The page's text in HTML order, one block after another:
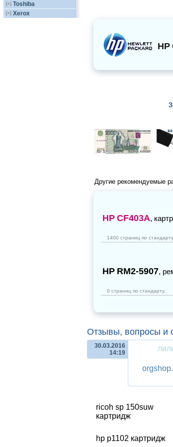
[+] Toshiba
[+] Xerox
HP
Другие рекомендуемые
HP CF403A,
1400 страниц по стандарту,
HP RM2-5907,
0 страниц по стандарту,
Отзывы, вопросы и
30.03.2016
14:19
ricoh sp 150suw
картридж
hp p1102 картридж